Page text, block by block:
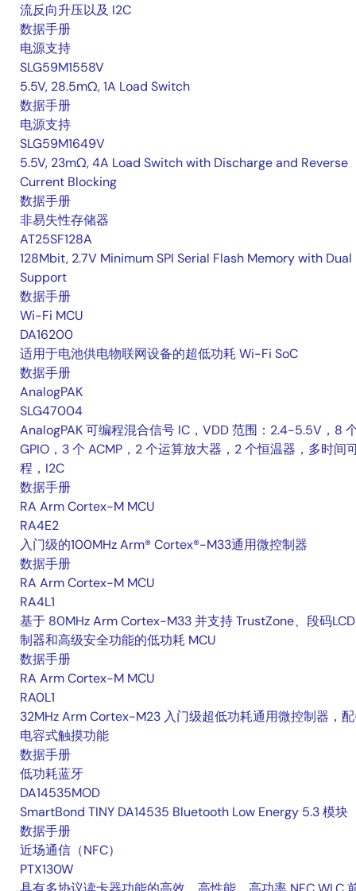
流反向升压以及 I2C
数据手册
电源支持
SLG59M1558V
5.5V, 28.5mΩ, 1A Load Switch
数据手册
电源支持
SLG59M1649V
5.5V, 23mΩ, 4A Load Switch with Discharge and Reverse
Current Blocking
数据手册
非易失性存储器
AT25SF128A
128Mbit, 2.7V Minimum SPI Serial Flash Memory with Dual
Support
数据手册
Wi-Fi MCU
DA16200
适用于电池供电物联网设备的超低功耗 Wi-Fi SoC
数据手册
AnalogPAK
SLG47004
AnalogPAK 可编程混合信号 IC，VDD 范围：2.4-5.5V，8
GPIO，3 个 ACMP，2 个运算放大器，2 个恒温器，多时间
程，I2C
数据手册
RA Arm Cortex-M MCU
RA4E2
入门级的100MHz Arm® Cortex®-M33通用微控制器
数据手册
RA Arm Cortex-M MCU
RA4L1
基于 80MHz Arm Cortex-M33 并支持 TrustZone、段码
制器和高级安全功能的低功耗 MCU
数据手册
RA Arm Cortex-M MCU
RA0L1
32MHz Arm Cortex-M23 入门级超低功耗通用微控制器，
电容式触摸功能
数据手册
低功耗蓝牙
DA14535MOD
SmartBond TINY DA14535 Bluetooth Low Energy 5.3 模块
数据手册
近场通信（NFC）
PTX130W